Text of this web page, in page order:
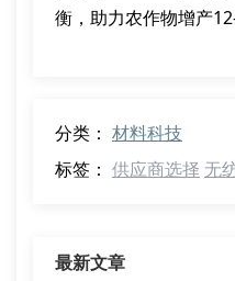
衡，助力农作物增产12-
分类： 材料科技
标签： 供应商选择 无
最新文章